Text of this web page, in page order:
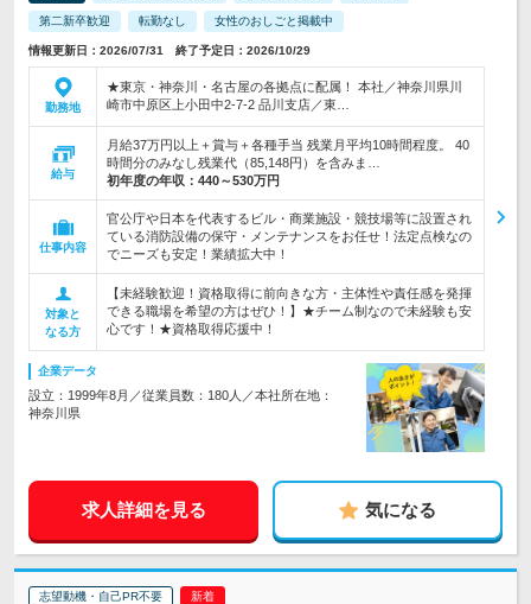
第二新卒歓迎 転勤なし 女性のおしごと掲載中
情報更新日：2026/07/31 終了予定日：2026/10/29
勤務地
★東京・神奈川・名古屋の各拠点に配属！ 本社／神奈川県川
崎市中原区上小田中2-7-2 品川支店／東…
給与
月給37万円以上＋賞与＋各種手当 残業月平均10時間程度。 40
時間分のみなし残業代（85,148円）を含みま…
初年度の年収： 440～530万円
仕事内容
官公庁や日本を代表するビル・商業施設・競技場等に設置され
ている消防設備の保守・メンテナンスをお任せ！法定点検なの
でニーズも安定！業績拡大中！
対象と
なる方
【未経験歓迎！資格取得に前向きな方・主体性や責任感を発揮
できる職場を希望の方はぜひ！】★チーム制なので未経験も安
心です！★資格取得応援中！
企業データ
設立：1999年8月／従業員数：180人／本社所在地：
神奈川県
求人詳細を見る 気になる
志望動機・自己PR不要